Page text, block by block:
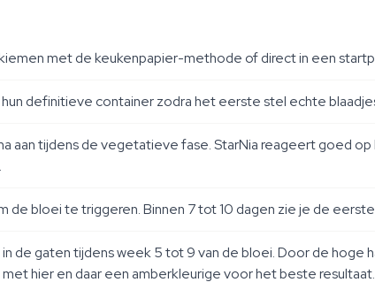
met de keukenpapier-methode of direct in een
definitieve container zodra het eerste stel echte
aan tijdens de vegetatieve fase. StarNia reageert goed
de bloei te triggeren. Binnen 7 tot 10 dagen zie je de
de gaten tijdens week 5 tot 9 van de bloei. Door de hoge
hier en daar een amberkleurige voor het beste resultaat.